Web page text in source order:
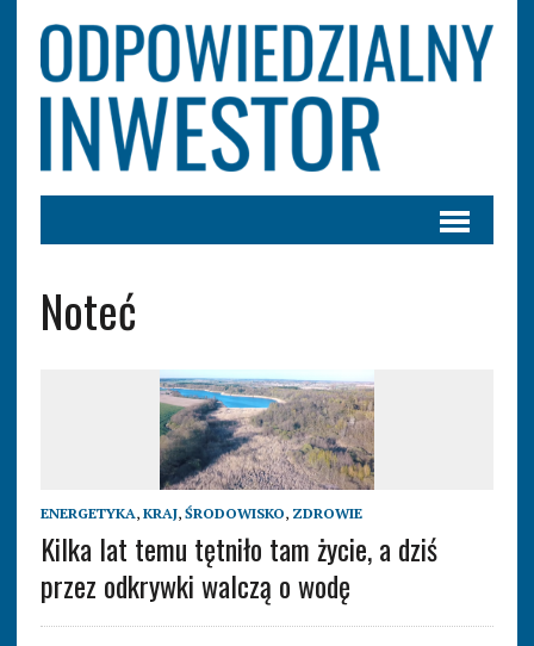
Noteć
ENERGETYKA, KRAJ, ŚRODOWISKO, ZDROWIE
Kilka lat temu tętniło tam życie, a dziś
przez odkrywki walczą o wodę